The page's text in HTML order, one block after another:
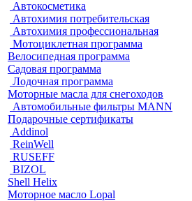
Автокосметика
Автохимия потребительская
Автохимия профессиональная
Мотоциклетная программа
Велосипедная программа
Садовая программа
Лодочная программа
Моторные масла для снегоходов
Автомобильные фильтры MANN
Подарочные сертификаты
Addinol
ReinWell
RUSEFF
BIZOL
Shell Helix
Моторное масло Lopal